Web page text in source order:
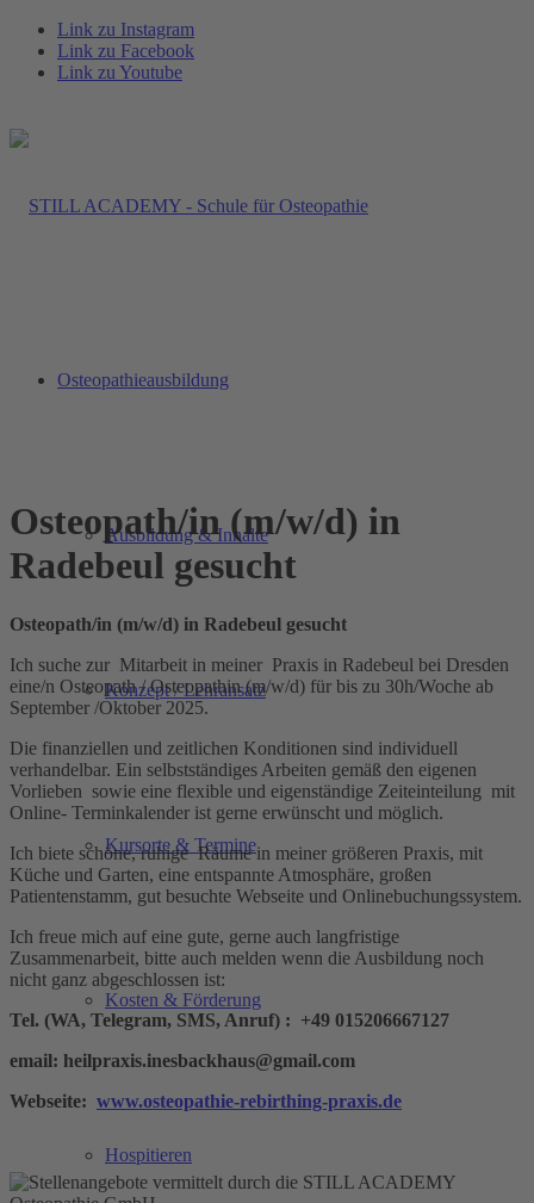
Link zu Instagram
Link zu Facebook
Link zu Youtube
Osteopathieausbildung
Ausbildung & Inhalte
Konzept / Lehransatz
Kursorte & Termine
Kosten & Förderung
Hospitieren
Osteopath/in (m/w/d) in
Radebeul gesucht
Osteopath/in (m/w/d) in Radebeul gesucht
Ich suche zur Mitarbeit in meiner Praxis in Radebeul bei Dresden
eine/n Osteopath / Osteopathin (m/w/d) für bis zu 30h/Woche ab
September /Oktober 2025.
Die finanziellen und zeitlichen Konditionen sind individuell
verhandelbar. Ein selbstständiges Arbeiten gemäß den eigenen
Vorlieben sowie eine flexible und eigenständige Zeiteinteilung mit
Online- Terminkalender ist gerne erwünscht und möglich.
Ich biete schöne, ruhige Räume in meiner größeren Praxis, mit
Küche und Garten, eine entspannte Atmosphäre, großen
Patientenstamm, gut besuchte Webseite und Onlinebuchungssystem.
Ich freue mich auf eine gute, gerne auch langfristige
Zusammenarbeit, bitte auch melden wenn die Ausbildung noch
nicht ganz abgeschlossen ist:
Tel. (WA, Telegram, SMS, Anruf) : +49 015206667127
email: heilpraxis.inesbackhaus@gmail.com
Webseite: www.osteopathie-rebirthing-praxis.de